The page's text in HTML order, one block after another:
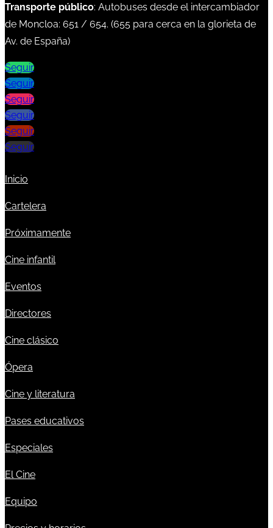
Transporte público: Autobuses desde el intercambiador
de Moncloa: 651 / 654. (655 para cerca en la glorieta de
Av. de España)
Seguir
Seguir
Seguir
Seguir
Seguir
Seguir
Inicio
Cartelera
Próximamente
Cine infantil
Eventos
Directores
Cine clásico
Ópera
Cine y literatura
Pases educativos
Especiales
El Cine
Equipo